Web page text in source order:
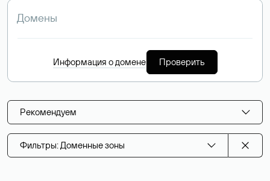
Информация о домене Проверить
Рекомендуем
Фильтры: Доменные зоны